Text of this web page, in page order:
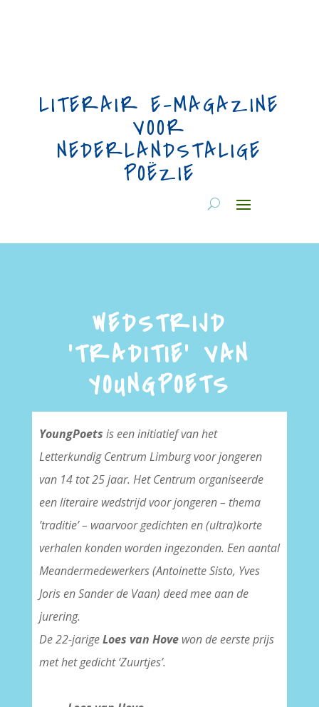
LITERAIR E-MAGAZINE
VOOR
NEDERLANDSTALIGE
POËZIE
WEDSTRIJD
'TRADITIE' VAN
YOUNGPOETS
YoungPoets is een initiatief van het
Letterkundig Centrum Limburg voor jongeren
van 14 tot 25 jaar. Het Centrum organiseerde
een literaire wedstrijd voor jongeren – thema
’traditie’ – waarvoor gedichten en (ultra)korte
verhalenkondenworden ingezonden. Een aantal
Meandermedewerkers (Antoinette Sisto, Yves
Joris en Sander de Vaan) deed mee aan de
jurering.
De 22-jarigeLoes van Hove won de eerste prijs
met het gedicht ‘Zuurtjes’.